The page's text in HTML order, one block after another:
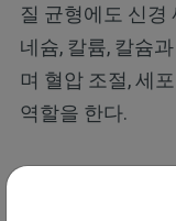
질 균형에도 신경
네슘, 칼륨, 칼슘
며 혈압 조절, 세
역할을 한다.
물을 마시며 체내
균형이 변할 가